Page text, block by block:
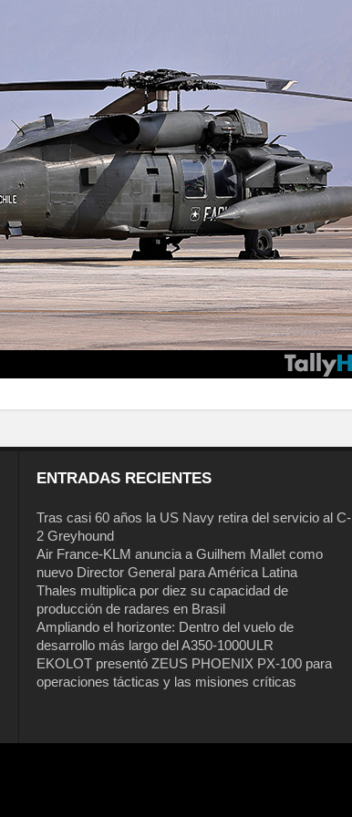
ENTRADAS RECIENTES
Tras casi 60 años la US Navy retira del servicio al C-
2 Greyhound
Air France-KLM anuncia a Guilhem Mallet como
nuevo Director General para América Latina
Thales multiplica por diez su capacidad de
producción de radares en Brasil
Ampliando el horizonte: Dentro del vuelo de
desarrollo más largo del A350-1000ULR
EKOLOT presentó ZEUS PHOENIX PX-100 para
operaciones tácticas y las misiones críticas